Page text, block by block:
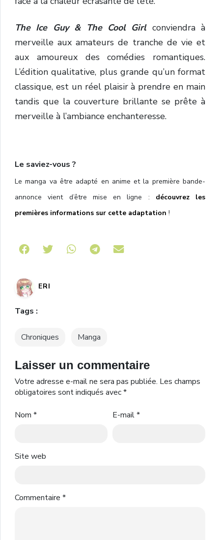
The Ice Guy & The Cool Girlconviendra à
merveille aux amateurs de tranche de vie et
aux amoureux des comédies romantiques.
L’édition qualitative, plus grande qu’un format
classique, est un réel plaisir à prendre en main
tandis que la couverture brillante se prête à
merveille à l’ambiance enchanteresse.
Le saviez-vous ?
Le manga va être adapté en anime et la première bande-
annonce vient d’être mise en ligne : découvrez les
premières informations sur cette adaptation !
Share on Telegram
ERI
Tags :
Chroniques Manga
Laisser un commentaire
Votre adresse e-mail ne sera pas publiée. Les champs
obligatoires sont indiqués avec*
Nom * E-mail*
Site web
Commentaire *